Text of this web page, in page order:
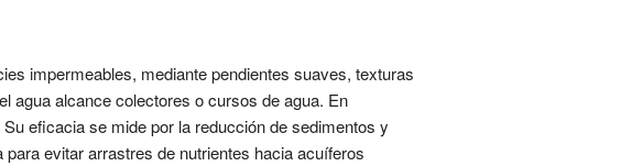
impermeables, mediante pendientes suaves, texturas
agua alcance colectores o cursos de agua. En
eficacia se mide por la reducción de sedimentos y
evitar arrastres de nutrientes hacia acuíferos